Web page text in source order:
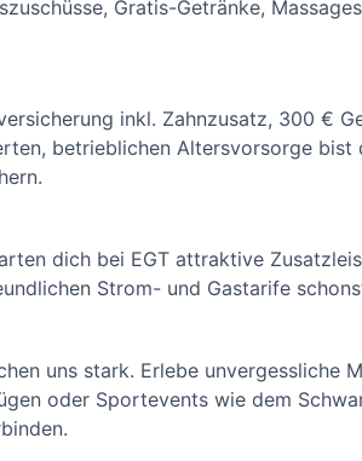
Gratis-Getränke,
inkl. Zahnzusatz, 300 €
betrieblichen Altersvorsorge bist
dich bei EGT attraktive
Strom- und Gastarife
uns stark. Erlebe unvergessliche
oder Sportevents wie dem